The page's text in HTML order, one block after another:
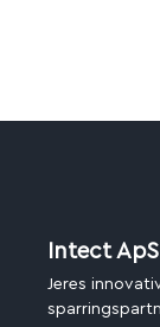
Intect ApS
Jeres